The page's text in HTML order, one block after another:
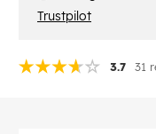
3.7 31
Trustpilot